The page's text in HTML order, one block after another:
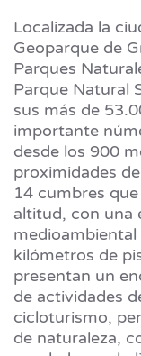
Localizada la
Geoparque de
Parques
Parque Natural
sus más de
importante
desde los 900
proximidades
14 cumbres
altitud, con una
kilómetros de
presentan un
de actividades
cicloturismo,
de naturaleza,